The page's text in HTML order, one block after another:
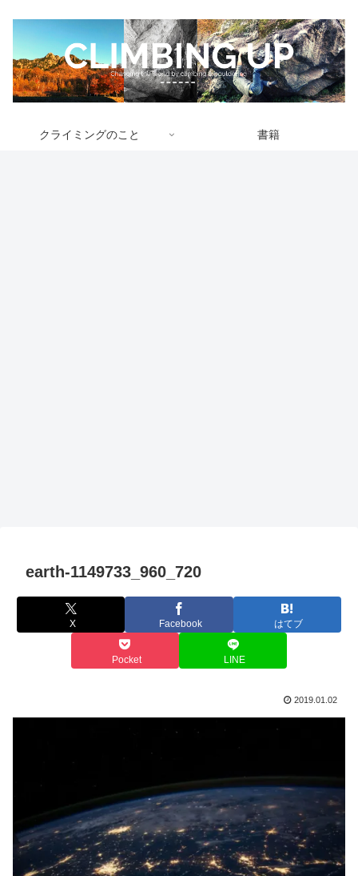
クライミングのこと 書籍
earth-1149733_960_720
X Facebook はてブ
Pocket LINE
2019.01.02